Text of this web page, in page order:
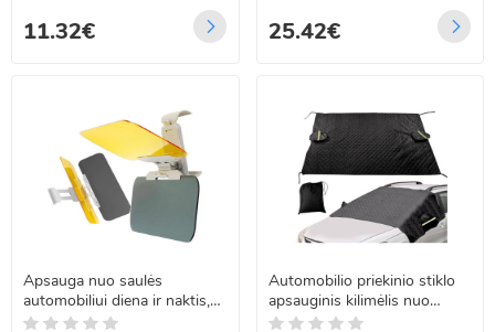
11.32€ 25.42€
Apsauga nuo saulės
automobiliui diena ir naktis,
2w1, 32 x 13,5 cm
Automobilio priekinio stiklo
apsauginis kilimėlis nuo
šalčio ir saulės, vandeniui